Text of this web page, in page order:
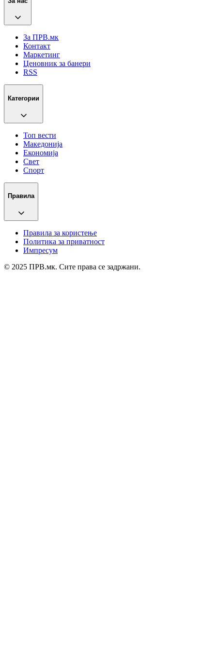
За ПРВ.мк
Контакт
Маркетинг
Ценовник за банери
RSS
Категории
Топ вести
Македонија
Економија
Свет
Спорт
Правила
Правила за користење
Политика за приватност
Импресум
© 2025 ПРВ.мк. Сите права се задржани.